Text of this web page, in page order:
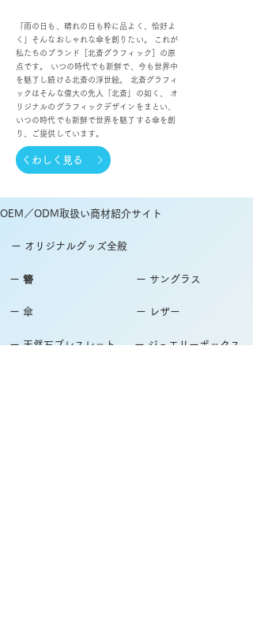
「雨の日も、晴れの日も粋に品よく、恰好よ
く」そんなおしゃれな傘を創りたい。 これが
私たちのブランド［北斎グラフィック］の原
点です。 いつの時代でも新鮮で、今も世界中
を魅了し続ける北斎の浮世絵。 北斎グラフィ
ックはそんな偉大の先人「北斎」の如く、 オ
リジナルのグラフィックデザインをまとい、
いつの時代でも新鮮で世界を魅了する傘を創
り、ご提供しています。
くわしく見る
OEM／ODM取扱い商材紹介サイト
ー オリジナルグッズ全般
ー 簪
ー 傘
ー 天然石ブレスレット
ー サングラス
ー レザー
ー ジュエリーボックス